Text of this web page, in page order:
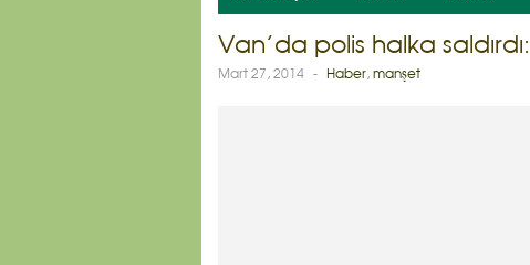
Van’da polis halka
Mart 27, 2014 - Haber, manşet